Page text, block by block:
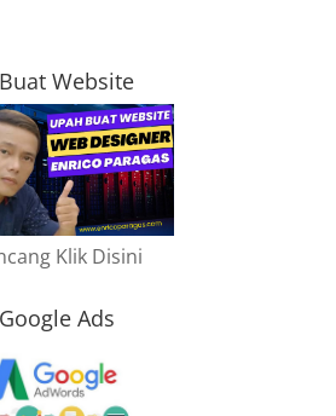
Website
Klik Disini
Ads